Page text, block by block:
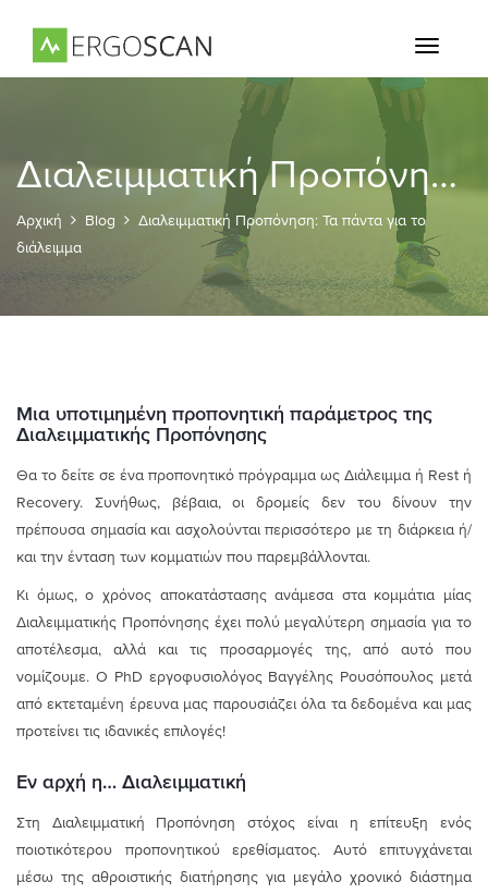
Toggle
Διαλειμματική Προπόνηση: Τα πάντα για το διάλειμμα
Αρχική Blog
Διαλειμματική Προπόνηση: Τα πάντα για το
διάλειμμα
Μια υποτιμημένη προπονητική παράμετρος της
Διαλειμματικής Προπόνησης
Θα το δείτε σε ένα προπονητικό πρόγραμμα ως Διάλειμμα ή Rest ή
Recovery. Συνήθως, βέβαια, οι δρομείς δεν του δίνουν την
πρέπουσα σημασία και ασχολούνται περισσότερο με τη διάρκεια ή/
και την ένταση των κομματιών που παρεμβάλλονται.
Κι όμως, ο χρόνος αποκατάστασης ανάμεσα στα κομμάτια μίας
Διαλειμματικής Προπόνησης έχει πολύ μεγαλύτερη σημασία για το
αποτέλεσμα, αλλά και τις προσαρμογές της, από αυτό που
νομίζουμε. Ο PhD εργοφυσιολόγος Βαγγέλης Ρουσόπουλος μετά
από εκτεταμένη έρευνα μας παρουσιάζει όλα τα δεδομένα και μας
προτείνει τις ιδανικές επιλογές!
Εν αρχή η… Διαλειμματική
Στη Διαλειμματική Προπόνηση στόχος είναι η επίτευξη ενός
ποιοτικότερου προπονητικού ερεθίσματος. Αυτό επιτυγχάνεται
μέσω της αθροιστικής διατήρησης για μεγάλο χρονικό διάστημα